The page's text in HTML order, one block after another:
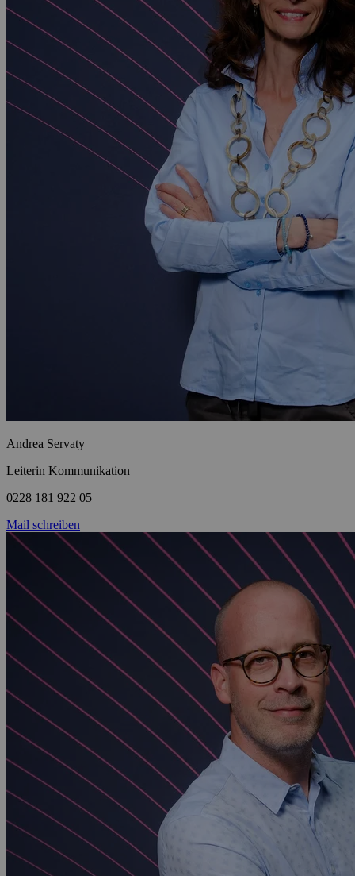
Andrea Servaty
Leiterin Kommunikation
0228 181 922 05
Mail schreiben